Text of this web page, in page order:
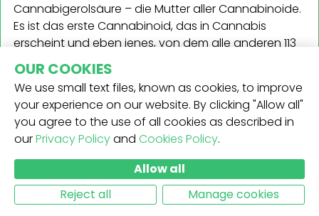
Cannabigerolsäure – die Mutter aller Cannabinoide.
Es ist das erste Cannabinoid, das in Cannabis
erscheint und eben jenes, von dem alle anderen 113
(Tendenz steigend) abstammen. Es bildet eine frühe
Schutzfunktion und verursacht Zellnekrose, indem es
der Pflanze sagt, welche Teile von ihr sie absterben
lassen soll. Letztlich kann diese Funktion dazu dienen,
uns zu berauschen.
Wirkungen von CBGA
CBGA für sich hat keine psychotrope Wirkung, doch
es schafft es, die vielfältigen anderen Effekte
OUR COOKIES
We use small text files, known as cookies, to improve
your experience on our website. By clicking "Allow all"
you agree to the use of all cookies as described in
ourPrivacy Policyand Cookies Policy.
Allow all
Reject all
Manage cookies